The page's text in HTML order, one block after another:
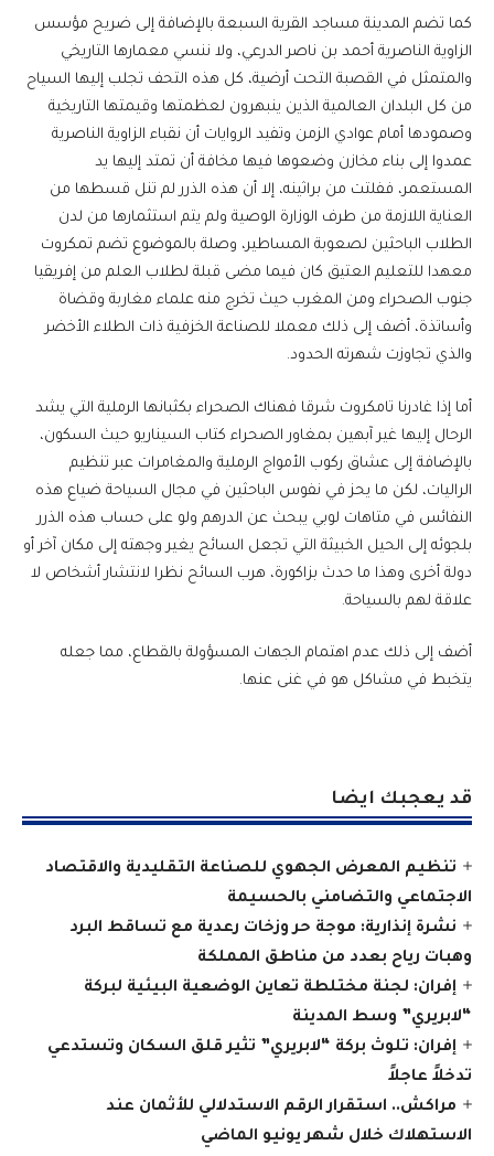
كما تضم المدينة مساجد القرية السبعة بالإضافة إلى ضريح مؤسس
الزاوية الناصرية أحمد بن ناصر الدرعي، ولا ننسي معمارها التاريخي
والمتمثل في القصبة التحت أرضية، كل هذه التحف تجلب إليها السياح
من كل البلدان العالمية الذين ينبهرون لعظمتها وقيمتها التاريخية
وصمودها أمام عوادي الزمن وتفيد الروايات أن نقباء الزاوية الناصرية
عمدوا إلى بناء مخازن وضعوها فيها مخافة أن تمتد إليها يد
المستعمر، ففلتت من براثينه، إلا أن هذه الذرر لم تنل قسطها من
العناية اللازمة من طرف الوزارة الوصية ولم يتم استثمارها من لدن
الطلاب الباحثين لصعوبة المساطير، وصلة بالموضوع تضم تمكروت
معهدا للتعليم العتيق كان فيما مضى قبلة لطلاب العلم من إفريقيا
جنوب الصحراء ومن المغرب حيث تخرج منه علماء مغاربة وقضاة
وأساتذة، أضف إلى ذلك معملا للصناعة الخزفية ذات الطلاء الأخضر
والذي تجاوزت شهرته الحدود.
أما إذا غادرنا تامكروت شرقا فهناك الصحراء بكثبانها الرملية التي يشد
الرحال إليها غير آبهين بمغاور الصحراء كتاب السيناريو حيث السكون،
بالإضافة إلى عشاق ركوب الأمواج الرملية والمغامرات عبر تنظيم
الراليات، لكن ما يحز في نفوس الباحثين في مجال السياحة ضياع هذه
النفائس في متاهات لوبي يبحث عن الدرهم ولو على حساب هذه الذرر
بلجوئه إلى الحيل الخبيثة التي تجعل السائح يغير وجهته إلى مكان آخر أو
دولة أخرى وهذا ما حدث بزاكورة، هرب السائح نظرا لانتشار أشخاص لا
علاقة لهم بالسياحة.
أضف إلى ذلك عدم اهتمام الجهات المسؤولة بالقطاع، مما جعله
يتخبط في مشاكل هو في غنى عنها.
قد يعجبك ايضا
تنظيم المعرض الجهوي للصناعة التقليدية والاقتصاد
الاجتماعي والتضامني بالحسيمة
نشرة إنذارية: موجة حر وزخات رعدية مع تساقط البرد
وهبات رياح بعدد من مناطق المملكة
إفران: لجنة مختلطة تعاين الوضعية البيئية لبركة
“لابريري” وسط المدينة
إفران: تلوث بركة “لابريري” تثير قلق السكان وتستدعي
تدخلاً عاجلاً
مراكش.. استقرار الرقم الاستدلالي للأثمان عند
الاستهلاك خلال شهر يونيو الماضي